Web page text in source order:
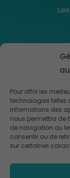
Pour offrir les
technologies telles
informations des
nous permettra de
de navigation ou
consentir ou de
sur certaines